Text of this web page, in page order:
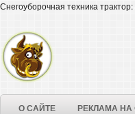
Снегоуборочная техника
О САЙТЕ РЕКЛАМА НА